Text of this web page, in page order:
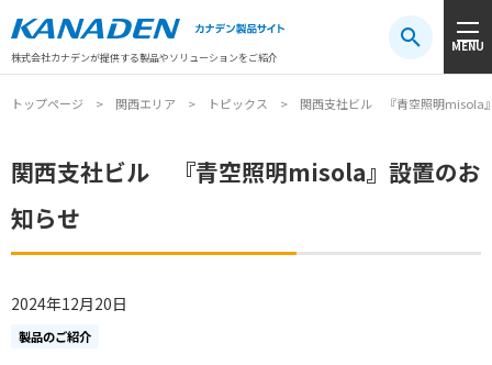
株式会社カナデンが提供する製品やソリューションをご紹介
MENU
注目キーワード#振動センサ#AGV #防爆#アシストスーツ
トップページ 関西エリア トピックス 関西支社ビル 『青空照明misola
関西支社ビル 『青空照明misola』設置のお
知らせ
2024年12月20日
製品のご紹介